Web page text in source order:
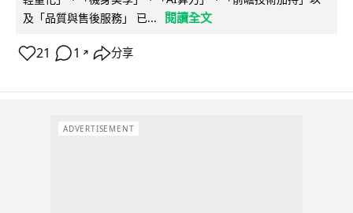
及「品質與售後服務」 已...
閱讀全文
21 1 ↗ 分享
ADVERTISEMENT